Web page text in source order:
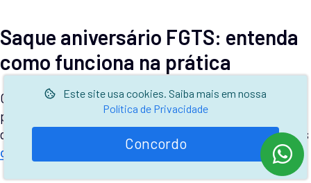
Saque aniversário FGTS: entenda
como funciona na prática
O Saque-Aniversário FGTS é uma modalidade que
permite ao trabalhador acessar parte do saldo
disponível em sua conta do FGTS anualmente. Vejamos
como funciona na prática:
Este site usa cookies. Saiba mais em nossa
Política de Privacidade
Concordo